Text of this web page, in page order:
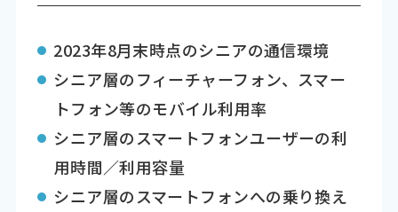
2023年8月末時点のシニアの通信環境
シニア層のフィーチャーフォン、スマー
トフォン等のモバイル利用率
シニア層のスマートフォンユーザーの利
用時間／利用容量
シニア層のスマートフォンへの乗り換え